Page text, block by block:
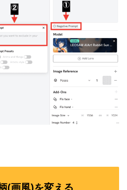
(画風)を変える